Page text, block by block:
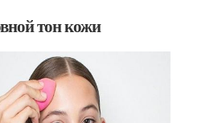
тон кожи